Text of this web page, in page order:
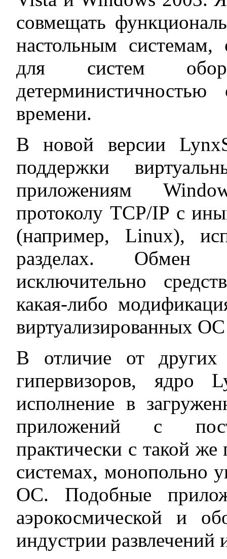
совмещать
настольным системам,
для систем
времени.
В новой версии
поддержки
приложениям
протоколу TCP/IP с
(например, Linux),
разделах. Обмен
исключительно
какая-либо
виртуализированных ОС
В отличие от других
гипервизоров, ядро
исполнение в
приложений с
практически с такой
системах, монопольно
ОС. Подобные
аэрокосмической и
индустрии развлечений